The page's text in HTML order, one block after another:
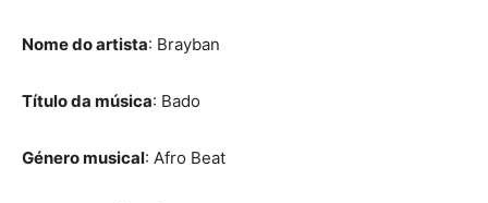
Nome do artista: Brayban
Título da música: Bado
Género musical: Afro Beat